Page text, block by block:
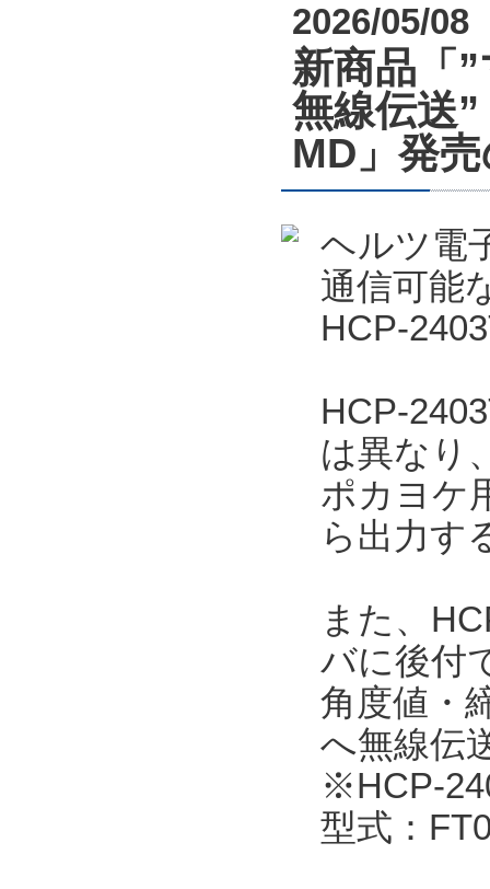
2026/05/08
新商品「
無線伝送
MD」発
ヘルツ電
通信可能
HCP-
HCP-
は異なり
ポカヨケ
ら出力す
また、
バに後付
角度値・
へ無線伝
※HCP-
型式：